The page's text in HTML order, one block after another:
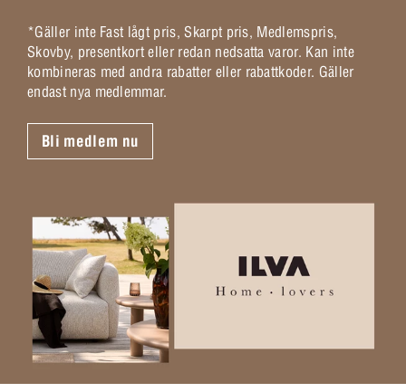
*Gäller inte Fast lågt pris, Skarpt pris, Medlemspris,
Skovby, presentkort eller redan nedsatta varor. Kan inte
kombineras med andra rabatter eller rabattkoder. Gäller
endast nya medlemmar.
Bli medlem nu